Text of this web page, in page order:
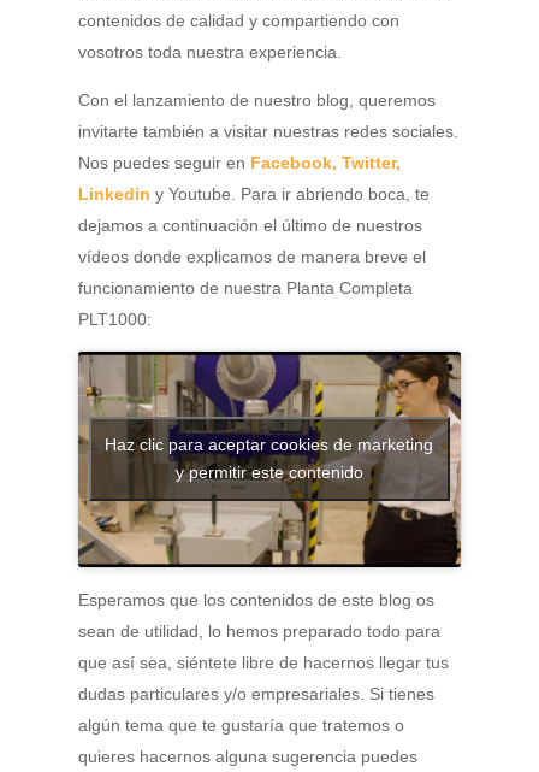
contenidos de calidad y compartiendo con
vosotros toda nuestra experiencia.
Con el lanzamiento de nuestro blog, queremos
invitarte también a visitar nuestras redes sociales.
Nos puedes seguir en Facebook, Twitter,
Linkedin y Youtube. Para ir abriendo boca, te
dejamos a continuación el último de nuestros
vídeos donde explicamos de manera breve el
funcionamiento de nuestra Planta Completa
PLT1000:
Haz clic para aceptar cookies de marketing
y permitir este contenido
Esperamos que los contenidos de este blog os
sean de utilidad, lo hemos preparado todo para
que así sea, siéntete libre de hacernos llegar tus
dudas particulares y/o empresariales. Si tienes
algún tema que te gustaría que tratemos o
quieres hacernos alguna sugerencia puedes